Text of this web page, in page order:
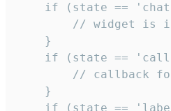
if (state ==
// widget is
    }
if (state ==
// callback
    }
if (state ==